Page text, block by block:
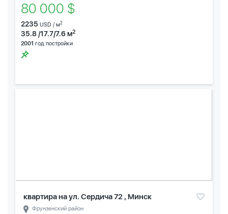
80 000 $
2235 USD / м2
35.8 /17.7/7.6 м2
2001 год постройки
квартира на ул. Сердича 72 , Минск
Фрунзенский район